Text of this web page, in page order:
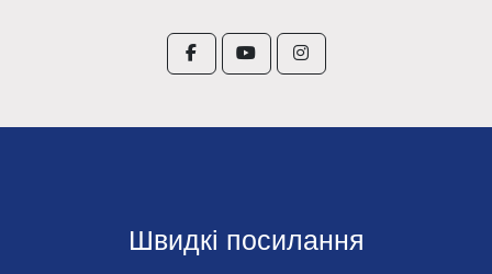
Швидкі посилання